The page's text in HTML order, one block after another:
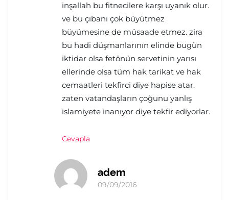
inşallah bu fitnecilere karşı uyanık olur.
ve bu çıbanı çok büyütmez
büyümesine de müsaade etmez. zira
bu hadi düşmanlarının elinde bugün
iktidar olsa fetönün servetinin yarısı
ellerinde olsa tüm hak tarikat ve hak
cemaatleri tekfirci diye hapise atar.
zaten vatandaşların çoğunu yanlış
islamiyete inanıyor diye tekfir ediyorlar.
Cevapla
adem
09/09/2016